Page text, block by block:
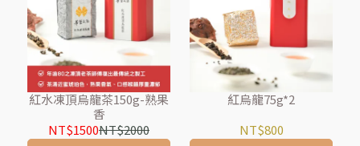
紅水凍頂烏龍茶150g-熟果
香
NT$1500NT$2000
紅烏龍75g*2
NT$800